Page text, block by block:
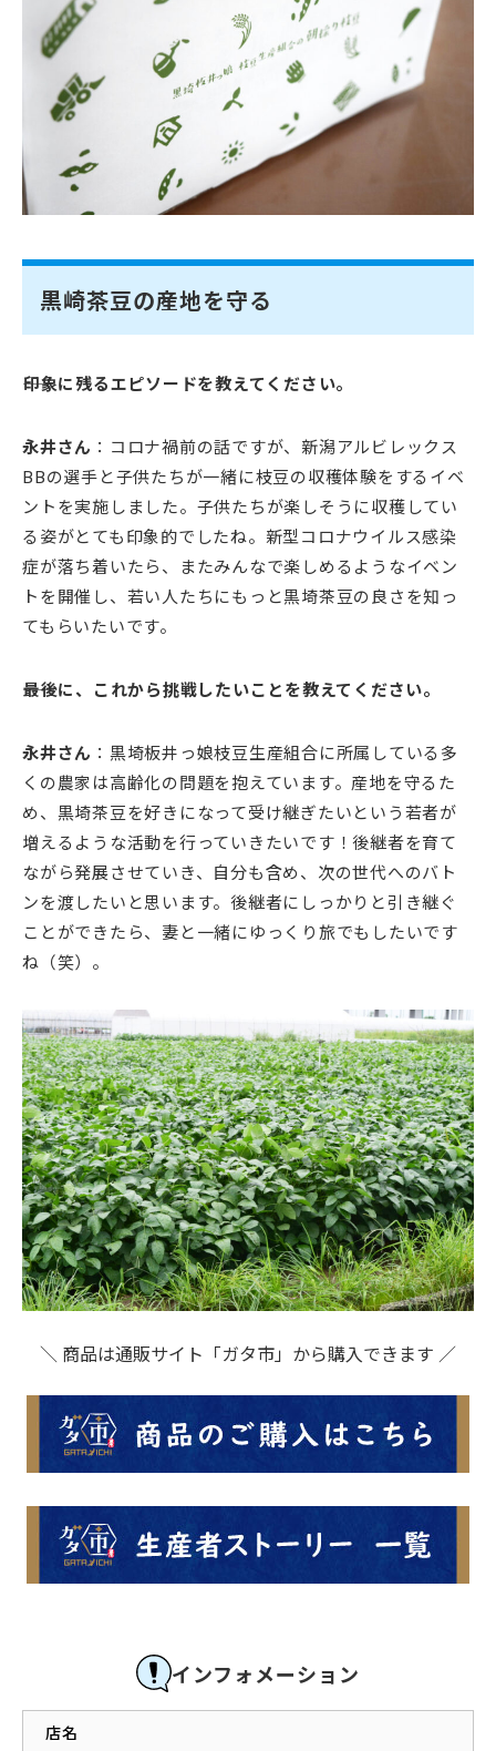
黒崎茶豆の産地を守る
――印象に残るエピソードを教えてください。
永井さん ：コロナ禍前の話ですが、新潟アルビレックス
BBの選手と子供たちが一緒に枝豆の収穫体験をするイベ
ントを実施しました。子供たちが楽しそうに収穫してい
る姿がとても印象的でしたね。新型コロナウイルス感染
症が落ち着いたら、またみんなで楽しめるようなイベン
トを開催し、若い人たちにもっと黒埼茶豆の良さを知っ
てもらいたいです。
――最後に、これから挑戦したいことを教えてください。
永井さん ：黒埼板井っ娘枝豆生産組合に所属している多
くの農家は高齢化の問題を抱えています。産地を守るた
め、黒埼茶豆を好きになって受け継ぎたいという若者が
増えるような活動を行っていきたいです！後継者を育て
ながら発展させていき、自分も含め、次の世代へのバト
ンを渡したいと思います。後継者にしっかりと引き継ぐ
ことができたら、妻と一緒にゆっくり旅でもしたいです
ね（笑）。
＼ 商品は通販サイト「ガタ市」から購入できます ／
インフォメーション
店名